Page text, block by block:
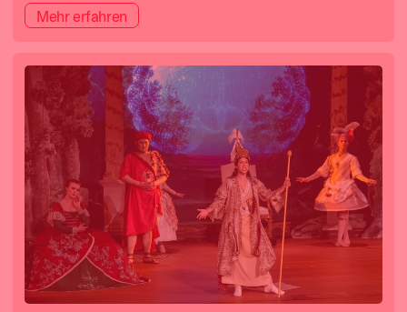
Mehr erfahren